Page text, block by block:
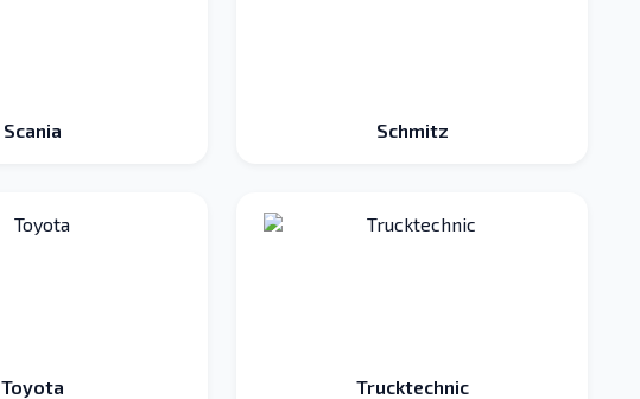
Scania Schmitz
Toyota Trucktechnic